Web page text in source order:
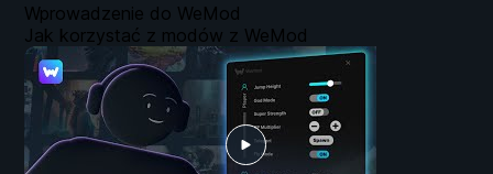
Wprowadzenie do WeMod
Jak korzystać z modów z WeMod